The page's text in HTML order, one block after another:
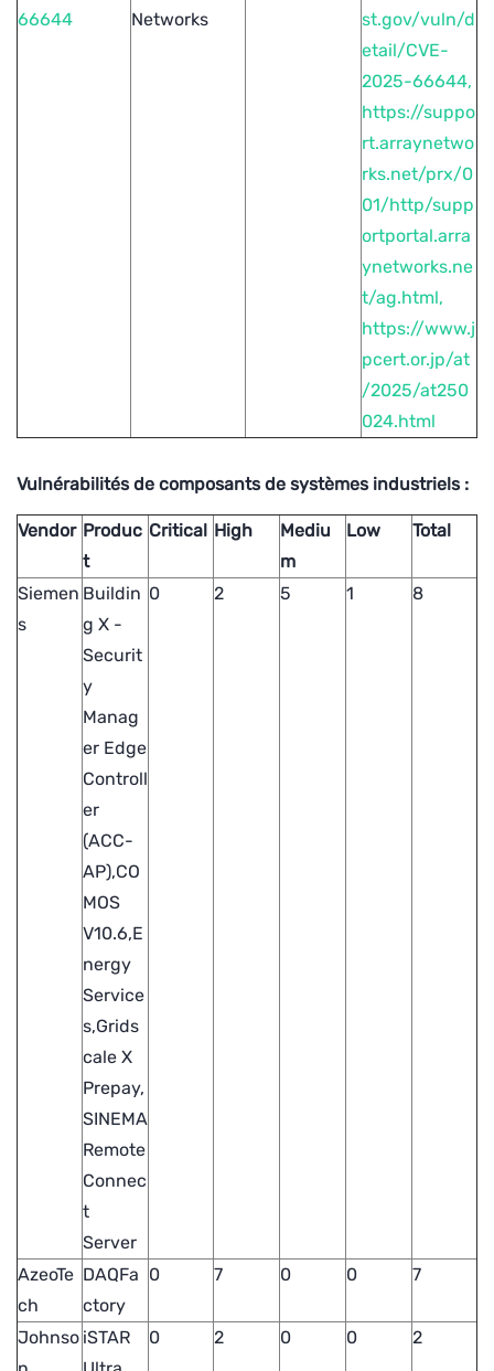
66644
Networks
st.gov/vuln/d
etail/CVE-
2025-66644,
https://suppo
rt.arraynetwo
rks.net/prx/0
01/http/supp
ortportal.arra
ynetworks.ne
t/ag.html,
https://www.j
pcert.or.jp/at
/2025/at250
024.html
Vulnérabilités de composants de systèmes industriels :
Vendor Produc
t
Critical High
Mediu
m
Low Total
Siemen
s
Buildin
g X -
Securit
y
Manag
er Edge
Controll
er
(ACC-
AP),CO
MOS
V10.6,E
nergy
Service
s,Grids
cale X
Prepay,
SINEMA
Remote
Connec
t
Server
0 2 5 1 8
AzeoTe
ch
DAQFa
ctory
0 7 0 0 7
Johnso iSTAR
0 2 0 0 2